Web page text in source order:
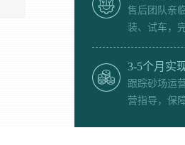
售后团队亲
装、试车，
3-5个月实
跟踪砂场运
营指导，保